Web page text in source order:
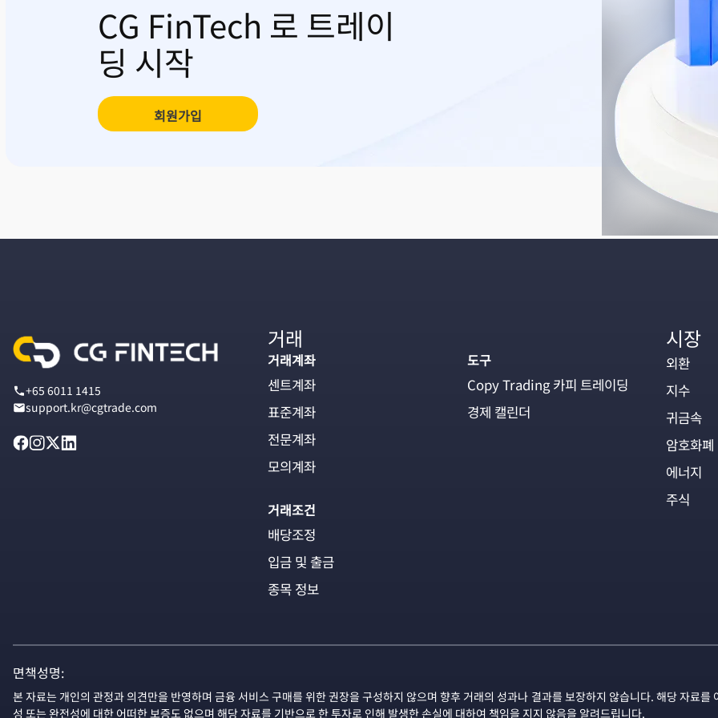
CG FinTech 로 트레이
딩 시작
회원가입
+65 6011 1415
support.kr@cgtrade.com
거래
거래계좌
센트계좌
표준계좌
전문계좌
모의계좌
거래조건
배당조정
입금 및 출금
종목 정보
도구
Copy Trading 카피 트레이딩
경제 캘린더
시장
외환
지수
귀금속
암호화폐
에너지
주식
면책성명:
본 자료는 개인의 관정과 의견만을 반영하며 금융 서비스 구매를 위한 권장을 구성하지 않으며 향후 거래의 성과나 결과를 보장하지 않습니다. 해당 자료
성 또는 완전성에 대한 어떠한 보증도 없으며 해당 자료를 기반으로 한 투자로 인해 발생한 손실에 대하여 책임을 지지 않음을 알려드립니다.